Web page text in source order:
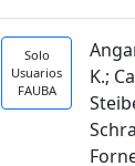
Solo
Usuarios
FAUBA
K.;